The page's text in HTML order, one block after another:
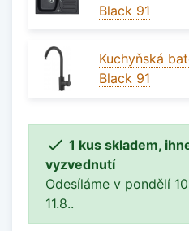
Black 91
Kuchyňská
Black 91
 1 kus skladem,
vyzvednutí
Odesíláme v pondělí
11.8..